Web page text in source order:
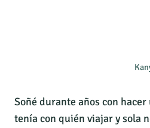
Soñé durante años con
tenía con quién viajar y sola